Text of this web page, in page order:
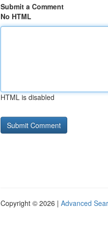
Submit a Comment
No HTML
HTML is disabled
Copyright © 2026 | Advanced